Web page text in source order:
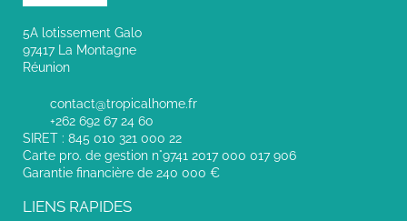
5A lotissement Galo
97417 La Montagne
Réunion
contact@tropicalhome.fr
+262 692 67 24 60
SIRET : 845 010 321 000 22
Carte pro. de gestion n°9741 2017 000 017 906
Garantie financière de 240 000 €
LIENS RAPIDES